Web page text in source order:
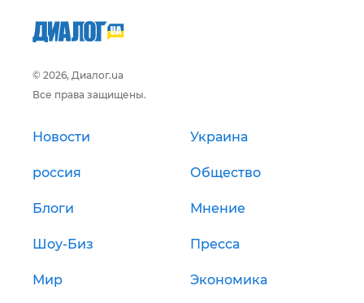
© 2026, Диалог.ua
Все права защищены.
Новости Украина
россия Общество
Блоги Мнение
Шоу-Биз Пресса
Мир Экономика